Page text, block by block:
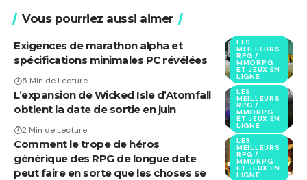
Vous pourriez aussi aimer
LES
MEILLEURS
RPG /
MMORPG
ET JEUX EN
LIGNE
Exigences de marathon alpha et
spécifications minimales PC révélées
5 Min de Lecture
LES
MEILLEURS
RPG /
MMORPG
ET JEUX EN
LIGNE
L’expansion de Wicked Isle d’Atomfall
obtient la date de sortie en juin
2 Min de Lecture
LES
MEILLEURS
RPG /
MMORPG
ET JEUX EN
LIGNE
Comment le trope de héros
générique des RPG de longue date
peut faire en sorte que les choses se